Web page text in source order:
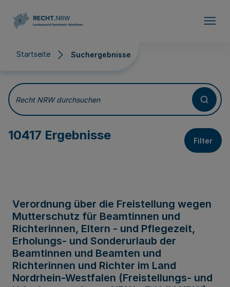
Startseite Suchergebnisse
Suchergebnisse
Recht NRW durchsuchen
10417 Ergebnisse Filter
Verordnung über die Freistellung wegen
Mutterschutz für Beamtinnen und
Richterinnen, Eltern - und Pflegezeit,
Erholungs- und Sonderurlaub der
Beamtinnen und Beamten und
Richterinnen und Richter im Land
Nordrhein-Westfalen (Freistellungs- und